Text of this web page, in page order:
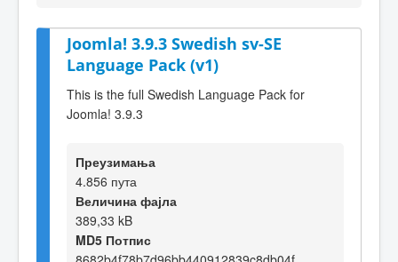
Joomla! 3.9.3 Swedish sv-SE
Language Pack (v1)
This is the full Swedish Language Pack for
Joomla! 3.9.3
Преузимања
4.856 пута
Величина фајла
389,33 kB
MD5 Потпис